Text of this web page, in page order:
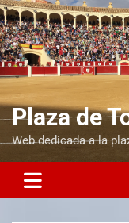
Plaza de
Web dedicada a la